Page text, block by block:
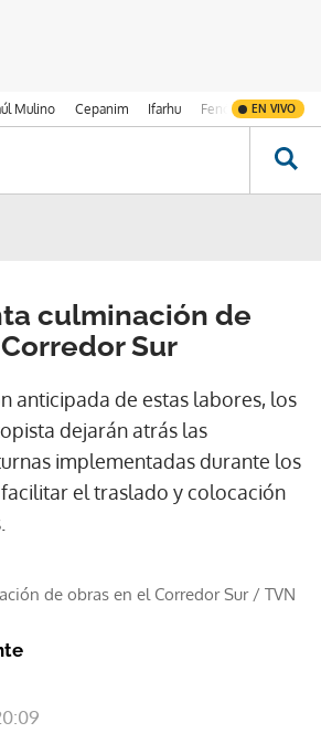
Mulino Cepanim Ifarhu Fenómeno de El
EN VIVO
culminación de
Sur
anticipada de estas labores, los
dejarán atrás las
implementadas durante los
el traslado y colocación
de obras en el Corredor Sur/ TVN